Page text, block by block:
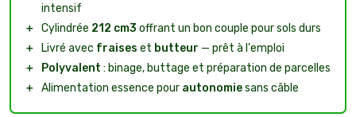
intensif
＋ Cylindrée 212 cm3 offrant un bon couple pour sols durs
＋
Livré avec fraises et butteur — prêt à l'emploi
＋
Polyvalent : binage, buttage et préparation de parcelles
＋ Alimentation essence pour autonomiesans câble